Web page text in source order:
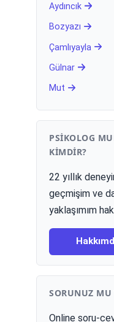
Aydıncık
Bozyazı
Çamlıyayla
Gülnar
Mut
PSIKOLOG
KIMDIR?
22 yıllık
geçmişim ve
yaklaşımım
SORUNUZ MU
Online soru-